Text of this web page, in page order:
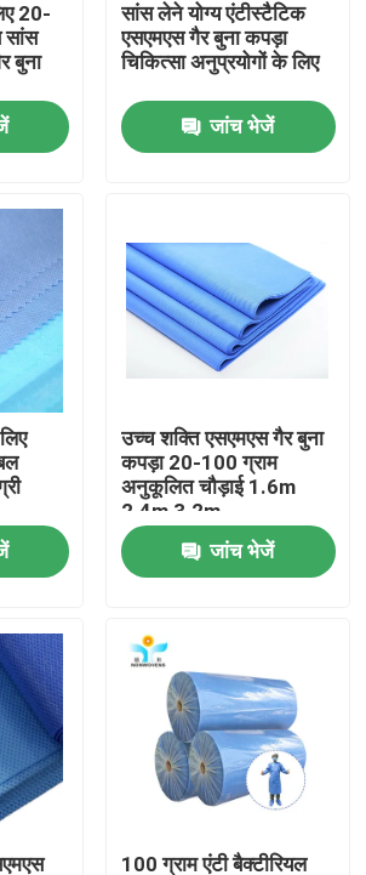
करें
पहनें
सूट
आवरण
20-
सांस
बुना
सांस लेने योग्य एंटीस्टैटिक
एसएमएस गैर बुना कपड़ा
चिकित्सा अनुप्रयोगों के लिए
जांच भेजें
उच्च शक्ति एसएमएस गैर बुना
कपड़ा 20-100 ग्राम
अनुकूलित चौड़ाई 1.6m
2.4m 3.2m
जांच भेजें
100 ग्राम एंटी बैक्टीरियल